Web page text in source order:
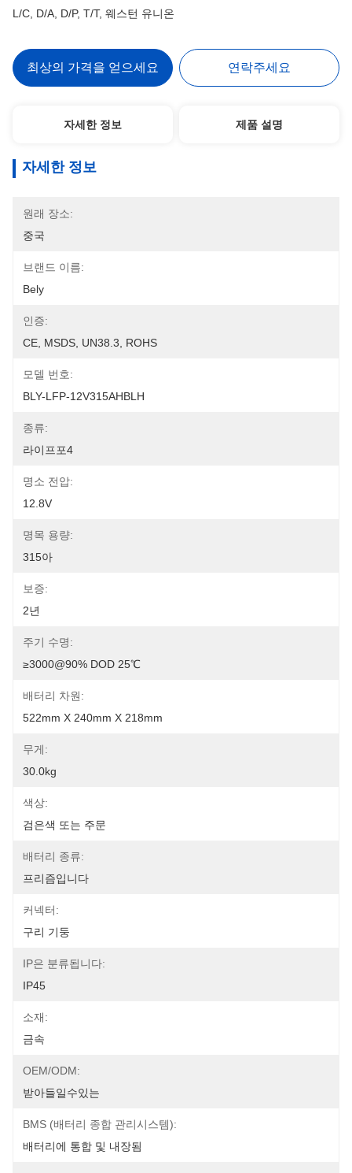
L/C, D/A, D/P, T/T, 웨스턴 유니온
최상의 가격을 얻으세요 연락주세요
자세한 정보 제품 설명
자세한 정보
원래 장소:
중국
브랜드 이름:
Bely
인증:
CE, MSDS, UN38.3, ROHS
모델 번호:
BLY-LFP-12V315AHBLH
종류:
라이프포4
명소 전압:
12.8V
명목 용량:
315아
보증:
2년
주기 수명:
≥3000@90% DOD 25℃
배터리 차원:
522mm X 240mm X 218mm
무게:
30.0kg
색상:
검은색 또는 주문
배터리 종류:
프리즘입니다
커넥터:
구리 기둥
IP은 분류됩니다:
IP45
소재:
금속
OEM/ODM:
받아들일수있는
BMS (배터리 종합 관리시스템):
배터리에 통합 및 내장됨